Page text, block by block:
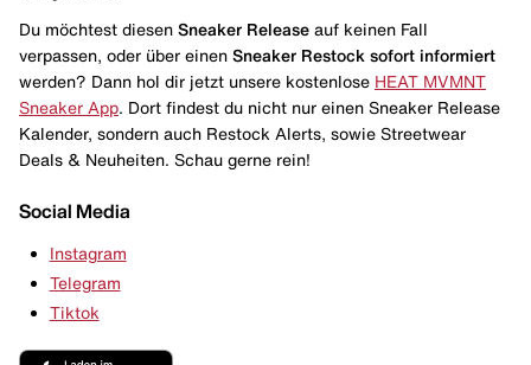
Du möchtest diesen Sneaker Release auf keinen Fall
verpassen, oder über einen Sneaker Restock sofort informiert
werden? Dann hol dir jetzt unsere kostenlose HEAT MVMNT
Sneaker App. Dort findest du nicht nur einen Sneaker Release
Kalender, sondern auch Restock Alerts, sowie Streetwear
Deals & Neuheiten. Schau gerne rein!
Social Media
Instagram
Telegram
Tiktok